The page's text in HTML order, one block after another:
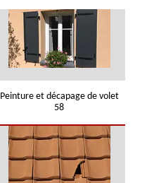
Peinture et décapage de volet
58